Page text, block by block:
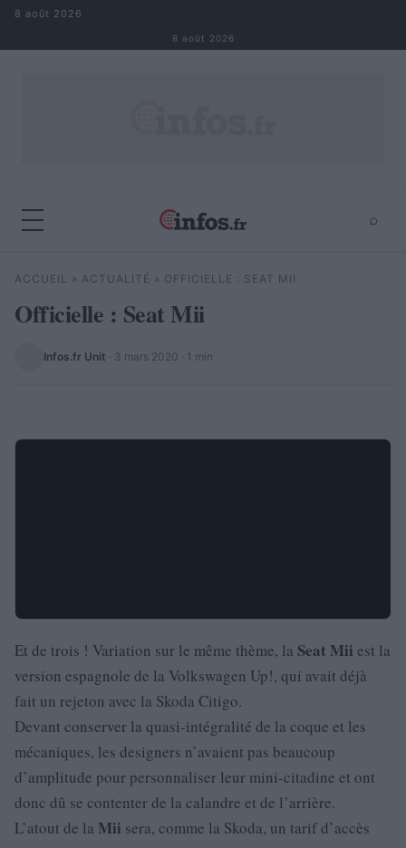
Aller au contenu
8 août 2026
8 août 2026
⌕
Rechercher
ACCUEIL » ACTUALITÉ » OFFICIELLE : SEAT MII
Officielle : Seat Mii
Infos.fr Unit · 3 mars 2020 · 1 min
Et de trois ! Variation sur le même thème, la Seat Mii est la
version espagnole de la Volkswagen Up!, qui avait déjà
fait un rejeton avec la Skoda Citigo.
Devant conserver la quasi-intégralité de la coque et les
mécaniques, les designers n’avaient pas beaucoup
d’amplitude pour personnaliser leur mini-citadine et ont
donc dû se contenter de la calandre et de l’arrière.
L’atout de la Mii sera, comme la Skoda, un tarif d’accès